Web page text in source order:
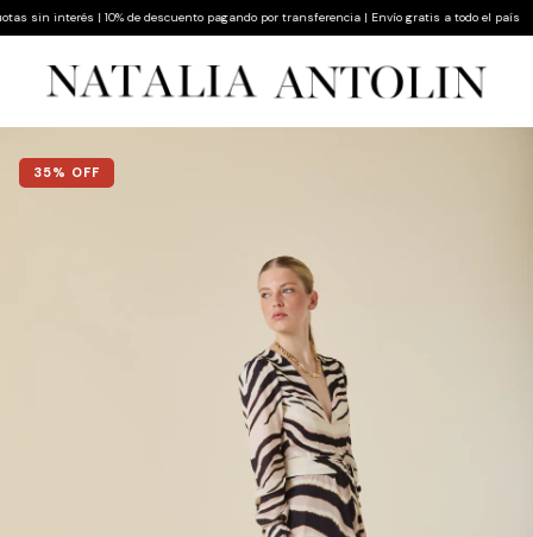
sin interés | 10% de descuento pagando por transferencia | Envío gratis a todo el país
35% OFF